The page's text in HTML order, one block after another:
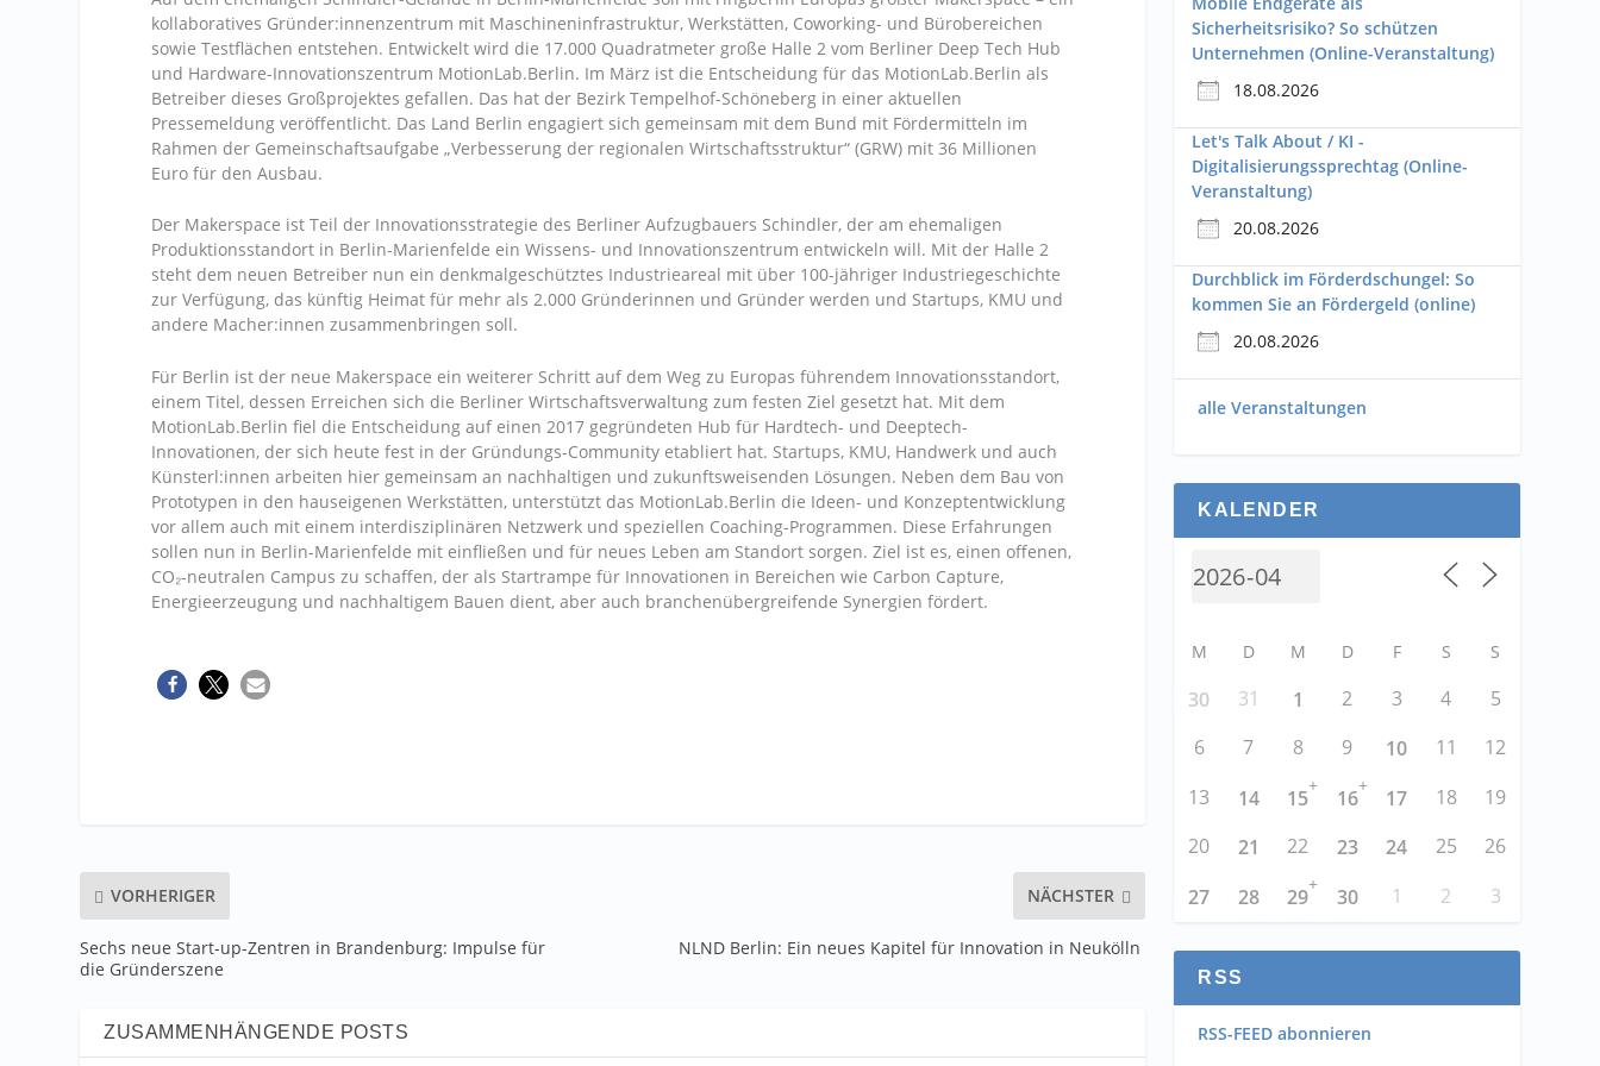
kollaboratives Gründer:innenzentrum mit Maschineninfrastruktur, Werkstätten, Coworking- und Bürobereichen
sowie Testflächen entstehen. Entwickelt wird die 17.000 Quadratmeter große Halle 2 vom Berliner Deep Tech Hub
und Hardware-Innovationszentrum MotionLab.Berlin. Im März ist die Entscheidung für das MotionLab.Berlin als
Betreiber dieses Großprojektes gefallen. Das hat der Bezirk Tempelhof-Schöneberg in einer aktuellen
Pressemeldung veröffentlicht. Das Land Berlin engagiert sich gemeinsam mit dem Bund mit Fördermitteln im
Rahmen der Gemeinschaftsaufgabe „Verbesserung der regionalen Wirtschaftsstruktur“ (GRW) mit 36 Millionen
Euro für den Ausbau.
Der Makerspace ist Teil der Innovationsstrategie des Berliner Aufzugbauers Schindler, der am ehemaligen
Produktionsstandort in Berlin-Marienfelde ein Wissens- und Innovationszentrum entwickeln will. Mit der Halle 2
steht dem neuen Betreiber nun ein denkmalgeschütztes Industrieareal mit über 100-jähriger Industriegeschichte
zur Verfügung, das künftig Heimat für mehr als 2.000 Gründerinnen und Gründer werden und Startups, KMU und
andere Macher:innen zusammenbringen soll.
Für Berlin ist der neue Makerspace ein weiterer Schritt auf dem Weg zu Europas führendem Innovationsstandort,
einem Titel, dessen Erreichen sich die Berliner Wirtschaftsverwaltung zum festen Ziel gesetzt hat. Mit dem
MotionLab.Berlin fiel die Entscheidung auf einen 2017 gegründeten Hub für Hardtech- und Deeptech-
Innovationen, der sich heute fest in der Gründungs-Community etabliert hat. Startups, KMU, Handwerk und auch
Künsterl:innen arbeiten hier gemeinsam an nachhaltigen und zukunftsweisenden Lösungen. Neben dem Bau von
Prototypen in den hauseigenen Werkstätten, unterstützt das MotionLab.Berlin die Ideen- und Konzeptentwicklung
vor allem auch mit einem interdisziplinären Netzwerk und speziellen Coaching-Programmen. Diese Erfahrungen
sollen nun in Berlin-Marienfelde mit einfließen und für neues Leben am Standort sorgen. Ziel ist es, einen offenen,
CO₂-neutralen Campus zu schaffen, der als Startrampe für Innovationen in Bereichen wie Carbon Capture,
Energieerzeugung und nachhaltigem Bauen dient, aber auch branchenübergreifende Synergien fördert.
VORHERIGER
Sechs neue Start-up-Zentren in Brandenburg: Impulse für
die Gründerszene
NÄCHSTER
NLND Berlin: Ein neues Kapitel für Innovation in Neukölln
ZUSAMMENHÄNGENDE POSTS
Sicherheitsrisiko? So schützen
Unternehmen (Online-Veranstaltung)
18.08.2026
Let's Talk About / KI -
Digitalisierungssprechtag (Online-
Veranstaltung)
20.08.2026
Durchblick im Förderdschungel: So
kommen Sie an Fördergeld (online)
20.08.2026
alle Veranstaltungen
KALENDER
M D M D F S S
30 31 1 2 3 4
5
6
7 8 9 10 11
12
13
14 15
+
16
+
17 18
19
20
21 22 23 24 25
26
27
28 29
+
30 1 2 3
RSS
RSS-FEED abonnieren